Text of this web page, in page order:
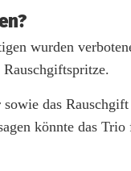
wurden
Rauschgiftspritze.
das
könnte das